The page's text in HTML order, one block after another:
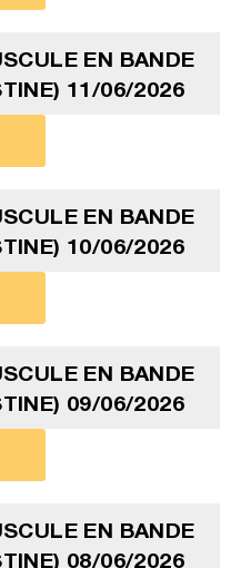
EN BANDE
11/06/2026
EN BANDE
10/06/2026
EN BANDE
09/06/2026
EN BANDE
08/06/2026